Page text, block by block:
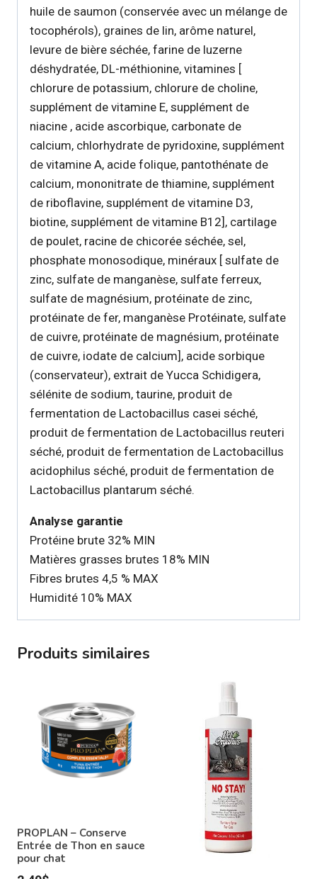
huile de saumon (conservée avec un mélange de
tocophérols), graines de lin, arôme naturel,
levure de bière séchée, farine de luzerne
déshydratée, DL-méthionine, vitamines [
chlorure de potassium, chlorure de choline,
supplément de vitamine E, supplément de
niacine , acide ascorbique, carbonate de
calcium, chlorhydrate de pyridoxine, supplément
de vitamine A, acide folique, pantothénate de
calcium, mononitrate de thiamine, supplément
de riboflavine, supplément de vitamine D3,
biotine, supplément de vitamine B12], cartilage
de poulet, racine de chicorée séchée, sel,
phosphate monosodique, minéraux [ sulfate de
zinc, sulfate de manganèse, sulfate ferreux,
sulfate de magnésium, protéinate de zinc,
protéinate de fer, manganèse Protéinate, sulfate
de cuivre, protéinate de magnésium, protéinate
de cuivre, iodate de calcium], acide sorbique
(conservateur), extrait de Yucca Schidigera,
sélénite de sodium, taurine, produit de
fermentation de Lactobacillus casei séché,
produit de fermentation de Lactobacillus reuteri
séché, produit de fermentation de Lactobacillus
acidophilus séché, produit de fermentation de
Lactobacillus plantarum séché.
Analyse garantie
Protéine brute 32% MIN
Matières grasses brutes 18% MIN
Fibres brutes 4,5 % MAX
Humidité 10% MAX
Produits similaires
PROPLAN – Conserve
Entrée de Thon en sauce
pour chat